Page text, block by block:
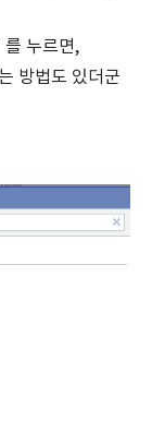
누르면,
방법도 있더군